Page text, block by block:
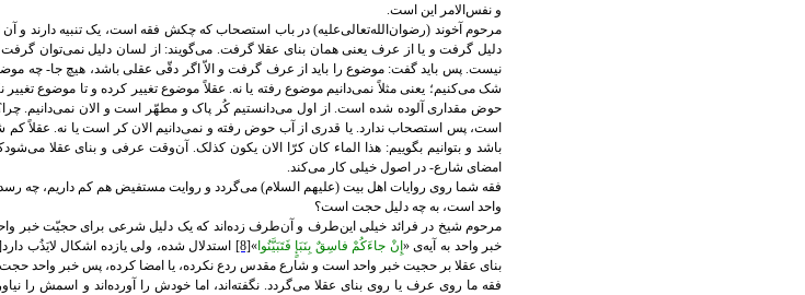
و نفس‌الامر اين است.
مرحوم آخوند (رضوان‌الله‌تعالی‌عليه) در باب استصحاب که چکش فقه است، يک تنبيه دارند و
دليل گرفت و يا از عرف يعنی همان بنای عقلا گرفت. می‌گويند: از لسان دليل نمی‌توان گرفت
نيست. پس بايد گفت: موضوع را بايد از عرف گرفت و الاّ اگر دقّی عقلی باشد، هيچ جا- ‌چه
شک می‌کنيم؛ يعنی مثلاً نمی‌دانيم موضوع رفته يا نه. عقلاً موضوع تغيير کرده و تا موضوع تغيير
حوض مقداری آلوده شده است. از اول می‌دانستيم کُر پاک و مطهّر است و الان نمی‌دانيم.
است، پس استصحاب ندارد. یا قدری از آب حوض رفته و نمی‌دانيم الان کر است يا نه. عقلاً
باشد و بتوانیم بگوييم: هذا الماء کان کرّا الان يکون کذلک. آن‌وقت عرفی و بنای عقلا
امضای‌ شارع- در اصول خیلی کار می‌کند.
فقه شما روی روايات اهل بيت (‌عليهم السلام) می‌گردد و روايت مستفيض هم کم داريم، چه رسد
واحد است، به چه دليل حجت است؟
مرحوم شيخ در فرائد خيلی اين‌طرف و آن‌طرف زده‌اند که يک دليل شرعی برای حجيّت خبر
خبر واحد به آیه‌ی «إِنْ جاءَكُمْ فاسِقٌ بِنَبَإٍ فَتَبَيَّنُوا»
[8] استدلال شده، ولی يازده اشکال لايَذُب دارد
بنای عقلا‌ بر حجيت خبر واحد است و شارع مقدس ردع نکرده، يا امضا کرده، پس خبر واحد
فقه ما روی عرف يا روی بنای عقلا می‌گردد. نگفته‌اند، اما خودش را آورده‌اند و اسمش را